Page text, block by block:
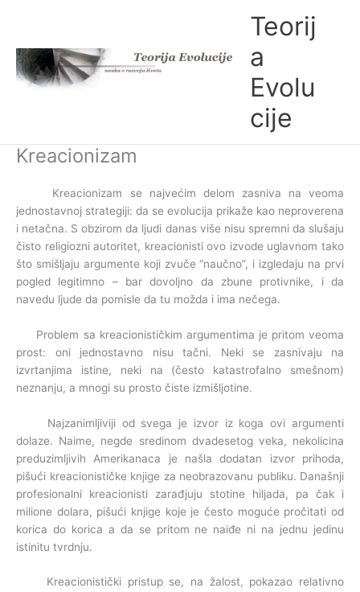
Teorij
a
Evolu
cije
Kreacionizam
Kreacionizam se najvećim delom zasniva na veoma
jednostavnoj strategiji: da se evolucija prikaže kao neproverena
i netačna. S obzirom da ljudi danas više nisu spremni da slušaju
čisto religiozni autoritet, kreacionisti ovo izvode uglavnom tako
što smišljaju argumente koji zvuče “naučno”, i izgledaju na prvi
pogled legitimno – bar dovoljno da zbune protivnike, i da
navedu ljude da pomisle da tu možda i ima nečega.
Problem sa kreacionističkim argumentima je pritom veoma
prost: oni jednostavno nisu tačni. Neki se zasnivaju na
izvrtanjima istine, neki na (često katastrofalno smešnom)
neznanju, a mnogi su prosto čiste izmišljotine.
Najzanimljiviji od svega je izvor iz koga ovi argumenti
dolaze. Naime, negde sredinom dvadesetog veka, nekolicina
preduzimljivih Amerikanaca je našla dodatan izvor prihoda,
pišući kreacionističke knjige za neobrazovanu publiku. Današnji
profesionalni kreacionisti zarađjuju stotine hiljada, pa čak i
milione dolara, pišući knjige koje je često moguće pročitati od
korica do korica a da se pritom ne naiđe ni na jednu jedinu
istinitu tvrdnju.
Kreacionistički pristup se, na žalost, pokazao relativno